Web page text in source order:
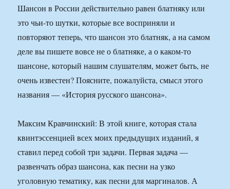
Шансон в России действительно равен блатняку или
это чьи-то шутки, которые все восприняли и
повторяют теперь, что шансон это блатняк, а на самом
деле вы пишете вовсе не о блатняке, а о каком-то
шансоне, который нашим слушателям, может быть, не
очень известен? Поясните, пожалуйста, смысл этого
названия — «История русского шансона».
Максим Кравчинский: В этой книге, которая стала
квинтэссенцией всех моих предыдущих изданий, я
ставил перед собой три задачи. Первая задача —
развенчать образ шансона, как песни на узко
уголовную тематику, как песни для маргиналов. А